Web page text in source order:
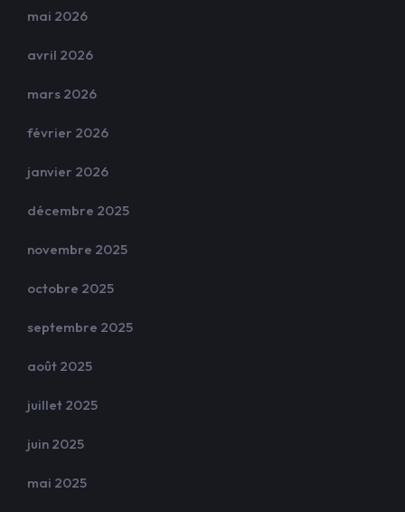
mai 2026
avril 2026
mars 2026
février 2026
janvier 2026
décembre 2025
novembre 2025
octobre 2025
septembre 2025
août 2025
juillet 2025
juin 2025
mai 2025